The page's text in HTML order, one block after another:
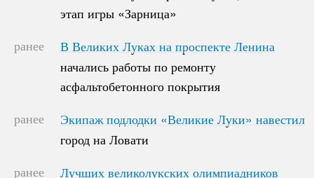
этап игры «Зарница»
этап игры «Зарница»
ранее
В Великих Луках на проспекте Ленина
начались работы по ремонту
асфальтобетонного покрытия
В Великих Луках на проспекте Ленина
начались работы по ремонту
асфальтобетонного покрытия
ранее
Экипаж подлодки «Великие Луки» навестил
город на Ловати
Экипаж подлодки «Великие Луки» навестил
город на Ловати
ранее
Лучших великолукских олимпиадников
Лучших великолукских олимпиадников